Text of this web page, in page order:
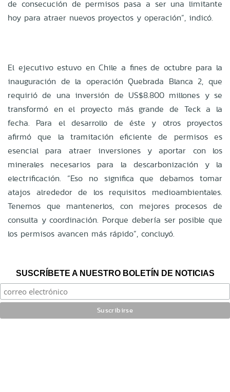
de consecución de permisos pasa a ser una limitante
hoy para atraer nuevos proyectos y operación”, indicó.
El ejecutivo estuvo en Chile a fines de octubre para la
inauguración de la operación Quebrada Blanca 2, que
requirió de una inversión de US$8.800 millones y se
transformó en el proyecto más grande de Teck a la
fecha. Para el desarrollo de éste y otros proyectos
afirmó que la tramitación eficiente de permisos es
esencial para atraer inversiones y aportar con los
minerales necesarios para la descarbonización y la
electrificación. “Eso no significa que debamos tomar
atajos alrededor de los requisitos medioambientales.
Tenemos que mantenerlos, con mejores procesos de
consulta y coordinación. Porque debería ser posible que
los permisos avancen más rápido”, concluyó.
SUSCRÍBETE A NUESTRO BOLETÍN DE NOTICIAS